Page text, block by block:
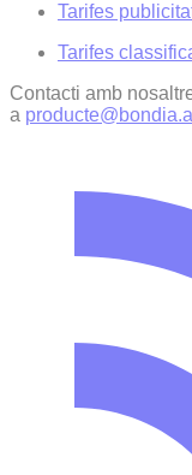
Tarifes
Tarifes
Contacti amb
a